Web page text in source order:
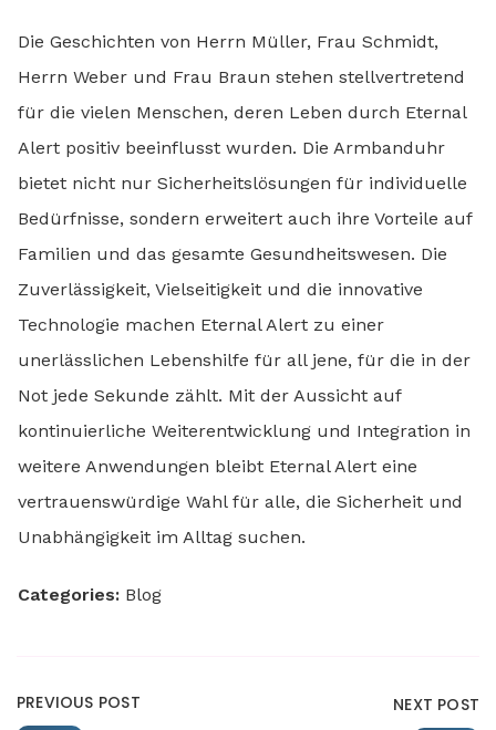
Die Geschichten von Herrn Müller, Frau Schmidt,
Herrn Weber und Frau Braun stehen stellvertretend
für die vielen Menschen, deren Leben durch Eternal
Alert positiv beeinflusst wurden. Die Armbanduhr
bietet nicht nur Sicherheitslösungen für individuelle
Bedürfnisse, sondern erweitert auch ihre Vorteile auf
Familien und das gesamte Gesundheitswesen. Die
Zuverlässigkeit, Vielseitigkeit und die innovative
Technologie machen Eternal Alert zu einer
unerlässlichen Lebenshilfe für all jene, für die in der
Not jede Sekunde zählt. Mit der Aussicht auf
kontinuierliche Weiterentwicklung und Integration in
weitere Anwendungen bleibt Eternal Alert eine
vertrauenswürdige Wahl für alle, die Sicherheit und
Unabhängigkeit im Alltag suchen.
Categories: Blog
PREVIOUS POST NEXT POST